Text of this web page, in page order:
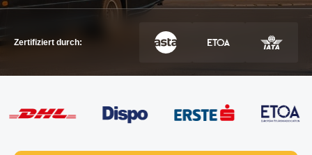
Zertifiziert durch: